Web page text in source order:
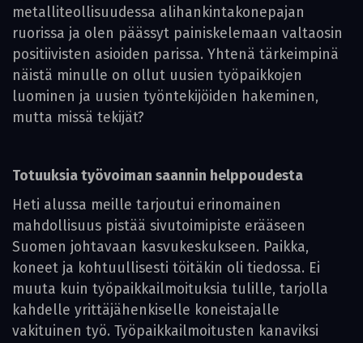
metalliteollisuudessa alihankintakonepajan
ruorissa ja olen päässyt painiskelemaan valtaosin
positiivisten asioiden parissa. Yhtenä tärkeimpinä
näistä minulle on ollut uusien työpaikkojen
luominen ja uusien työntekijöiden hakeminen,
mutta missä tekijät?
Totuuksia työvoiman saannin helppoudesta
Heti alussa meille tarjoutui erinomainen
mahdollisuus pistää sivutoimipiste erääseen
Suomen johtavaan kasvukeskukseen. Paikka,
koneet ja kohtuullisesti töitäkin oli tiedossa. Ei
muuta kuin työpaikkailmoituksia tulille, tarjolla
kahdelle yrittäjähenkiselle koneistajalle
vakituinen työ. Työpaikkailmoitusten kanaviksi